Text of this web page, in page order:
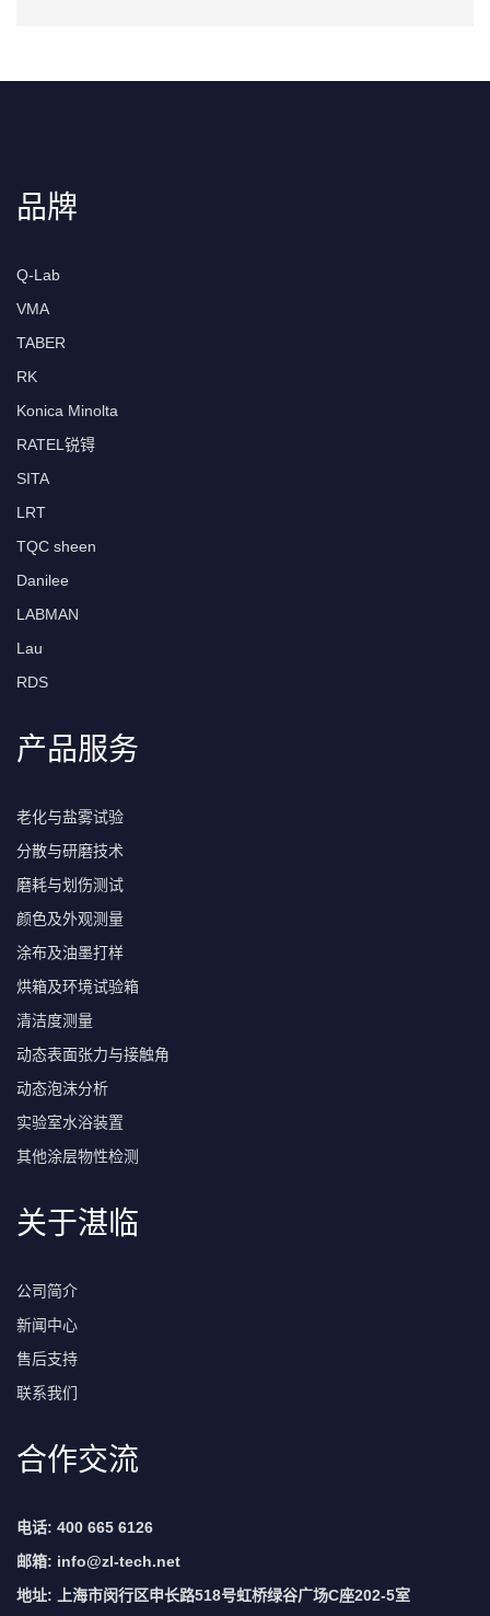
品牌
Q-Lab
VMA
TABER
RK
Konica Minolta
RATEL锐锝
SITA
LRT
TQC sheen
Danilee
LABMAN
Lau
RDS
产品服务
老化与盐雾试验
分散与研磨技术
磨耗与划伤测试
颜色及外观测量
涂布及油墨打样
烘箱及环境试验箱
清洁度测量
动态表面张力与接触角
动态泡沫分析
实验室水浴装置
其他涂层物性检测
关于湛临
公司简介
新闻中心
售后支持
联系我们
合作交流
电话: 400 665 6126
邮箱: info@zl-tech.net
地址: 上海市闵行区申长路518号虹桥绿谷广场C座202-5室